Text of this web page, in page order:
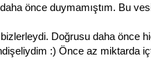
önce duymamıştım. Bu
Doğrusu daha önce
:) Önce az miktarda